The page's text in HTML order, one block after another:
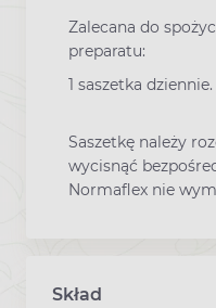
Zalecana do
preparatu:
1 saszetka dziennie.
Saszetkę należy
wycisnąć
Normaflex nie
Skład